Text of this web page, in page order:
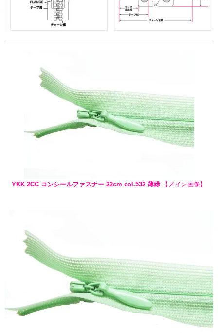
YKK 2CC コンシールファスナー 22cm col.532 薄緑【メイン画像】